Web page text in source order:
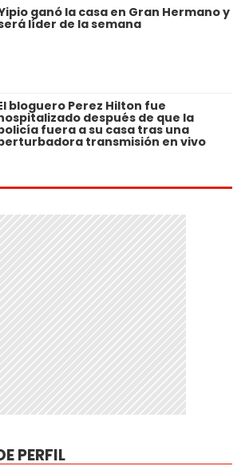
ganó la casa en Gran Hermano y
líder de la semana
bloguero Perez Hilton fue
después de que la
fuera a su casa tras una
transmisión en vivo
PERFIL